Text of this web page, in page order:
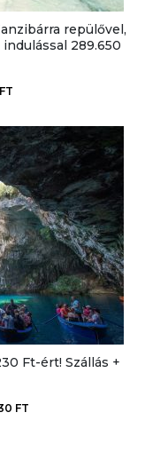
repülővel,
289.650
Ft-ért! Szállás +
FT